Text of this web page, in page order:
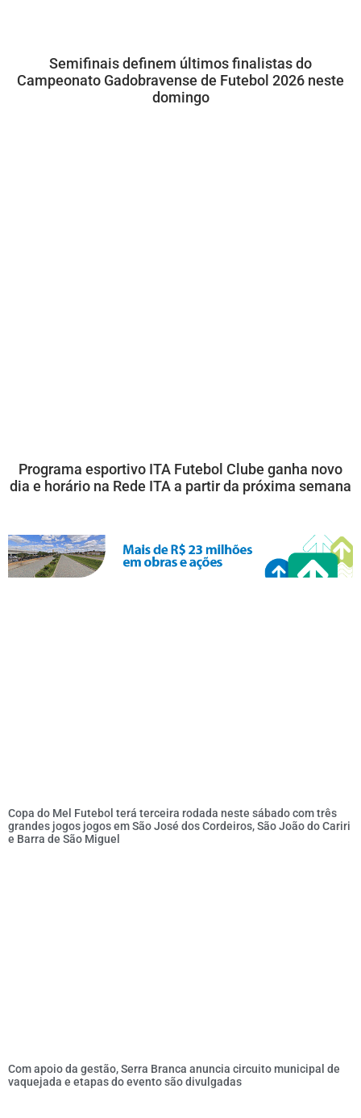
Semifinais definem últimos finalistas do
Campeonato Gadobravense de Futebol 2026 neste
domingo
Programa esportivo ITA Futebol Clube ganha novo
dia e horário na Rede ITA a partir da próxima semana
Copa do Mel Futebol terá terceira rodada neste sábado com três
grandes jogos jogos em São José dos Cordeiros, São João do Cariri
e Barra de São Miguel
Com apoio da gestão, Serra Branca anuncia circuito municipal de
vaquejada e etapas do evento são divulgadas